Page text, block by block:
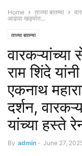
Home ताज्या बातम्या
आढावा खर्ड्यात...
ताज्या बातम्या
वारकऱ्यांच्या
राम शिंदे
एकनाथ
दर्शन,
यांच्या हस्ते
By admin - June 27,